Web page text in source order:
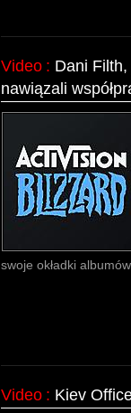
Video : Dani
nawiązali
swoje okładki
Video : Kiev